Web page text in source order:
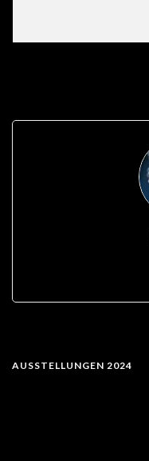
AUSSTELLUNGEN 2024